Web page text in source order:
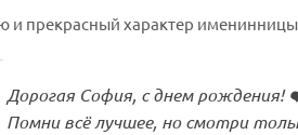
и прекрасный характер
Дорогая София, с днем рождения!
Помни всё лучшее, но смотри